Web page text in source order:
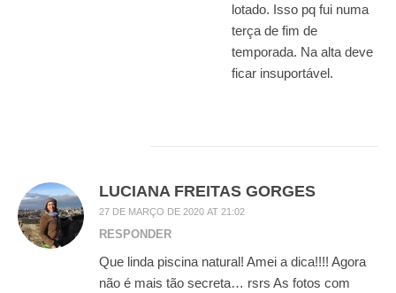
lotado. Isso pq fui numa
terça de fim de
temporada. Na alta deve
ficar insuportável.
LUCIANA FREITAS GORGES
27 DE MARÇO DE 2020 AT 21:02
RESPONDER
Que linda piscina natural! Amei a dica!!!! Agora
não é mais tão secreta… rsrs As fotos com